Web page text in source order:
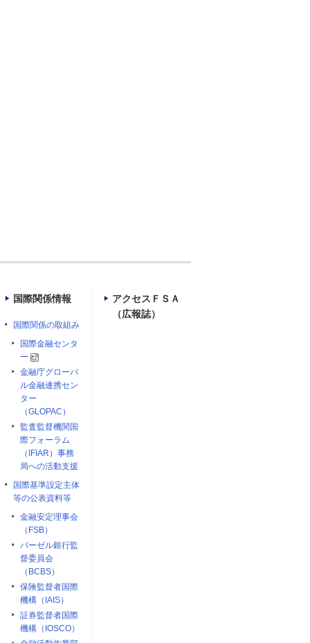
国際関係情報
国際関係の取組み
国際金融センタ
ー
金融庁グローバ
ル金融連携セン
ター
（GLOPAC）
監査監督機関国
際フォーラム
（IFIAR）事務
局への活動支援
国際基準設定主体
等の公表資料等
金融安定理事会
（FSB）
バーゼル銀行監
督委員会
（BCBS）
保険監督者国際
機構（IAIS）
証券監督者国際
機構（IOSCO）
アクセスＦＳＡ
（広報誌）